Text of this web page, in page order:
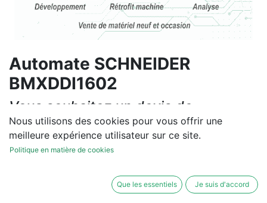
Automate SCHNEIDER
BMXDDI1602
Vous souhaitez un devis de
réparation ou de vente, un
diagnostic sur site?
Nous utilisons des cookies pour vous offrir une
meilleure expérience utilisateur sur ce site.
Politique en matière de cookies
Que les essentiels Je suis d'accord